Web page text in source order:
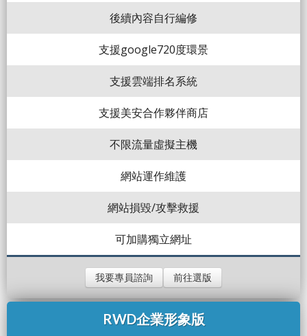
後續內容自行編修
支援google720度環景
支援雲端排名系統
支援美安合作夥伴商店
不限流量虛擬主機
網站運作維護
網站損毀/攻擊救援
可加購獨立網址
我要專員諮詢 前往選版
RWD企業形象版